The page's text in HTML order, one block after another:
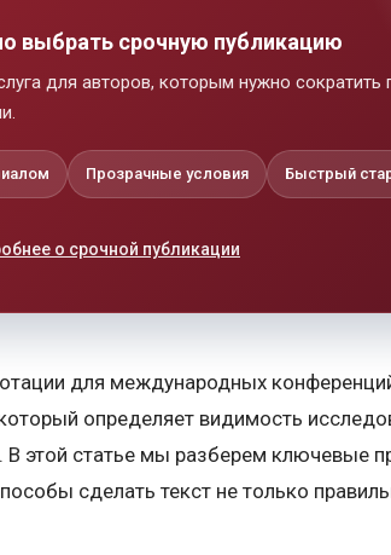
выбрать срочную публикацию
для авторов, которым нужно сократить
Прозрачные условия Быстрый
о срочной публикации
для международных
определяет видимость
этой статье мы разберем ключевые
сделать текст не только